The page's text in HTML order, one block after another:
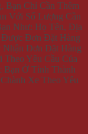
Bạn Chỉ Cần Thêm
Với Số Lượng Cần
Như: Họ Tên, Địa
Được Đơn Đặt Hàng
Nhận Đơn Đặt Hàng
Theo Yêu Cầu Của
Bạn Ở Tỉnh Thành
Xe Theo Yêu